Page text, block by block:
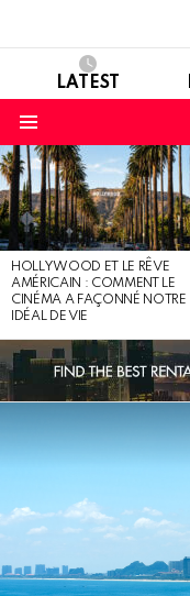
LATEST
LATEST
STORIES
HOLLYWOOD ET LE RÊVE
AMÉRICAIN : COMMENT LE
CINÉMA A FAÇONNÉ NOTRE
IDÉAL DE VIE